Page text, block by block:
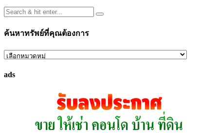
ค้นหาทรัพย์ที่คุณต้องการ
ค้นหา
ที่
ads